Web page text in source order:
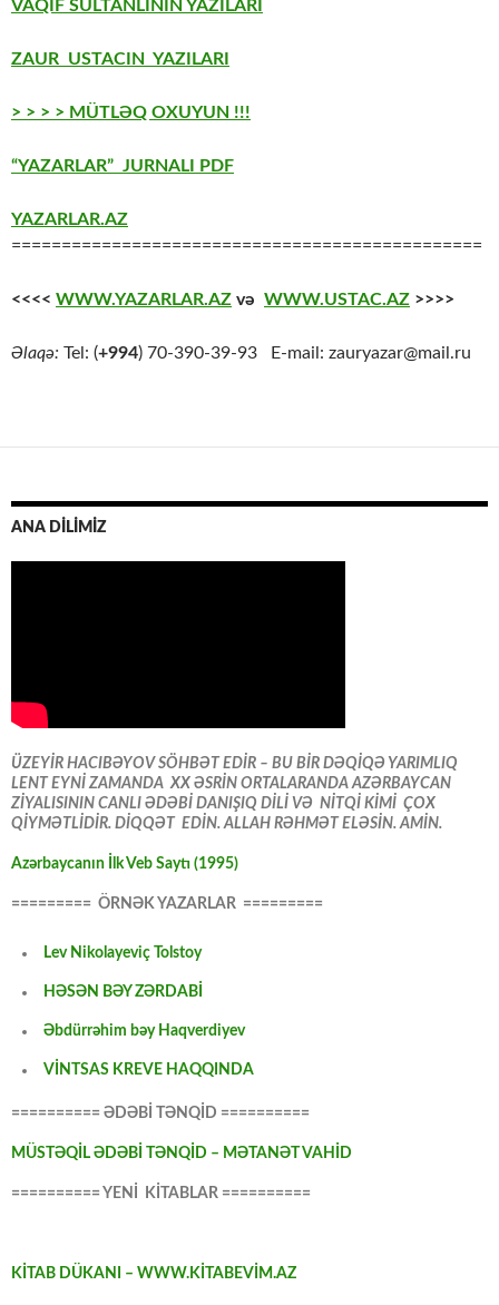
VAQİF SULTANLININ YAZILARI
ZAUR USTACIN YAZILARI
> > > > MÜTLƏQ OXUYUN !!!
“YAZARLAR” JURNALI PDF
YAZARLAR.AZ
===============================================
<<<< WWW.YAZARLAR.AZ və WWW.USTAC.AZ >>>>
Əlaqə: Tel: (+994) 70-390-39-93 E-mail: zauryazar@mail.ru
ANA DİLİMİZ
ÜZEYİR HACIBƏYOV SÖHBƏT EDİR – BU BİR DƏQİQƏ YARIMLIQ
LENT EYNİ ZAMANDA XX ƏSRİN ORTALARANDA AZƏRBAYCAN
ZİYALISININ CANLI ƏDƏBİ DANIŞIQ DİLİ VƏ NİTQİ KİMİ ÇOX
QİYMƏTLİDİR. DİQQƏT EDİN. ALLAH RƏHMƏT ELƏSİN. AMİN.
Azərbaycanın İlk Veb Saytı (1995)
========= ÖRNƏK YAZARLAR =========
Lev Nikolayeviç Tolstoy
HƏSƏN BƏY ZƏRDABİ
Əbdürrəhim bəy Haqverdiyev
VİNTSAS KREVE HAQQINDA
========== ƏDƏBİ TƏNQİD ==========
MÜSTƏQİL ƏDƏBİ TƏNQİD – MƏTANƏT VAHİD
========== YENİ KİTABLAR ==========
KİTAB DÜKANI – WWW.KİTABEVİM.AZ